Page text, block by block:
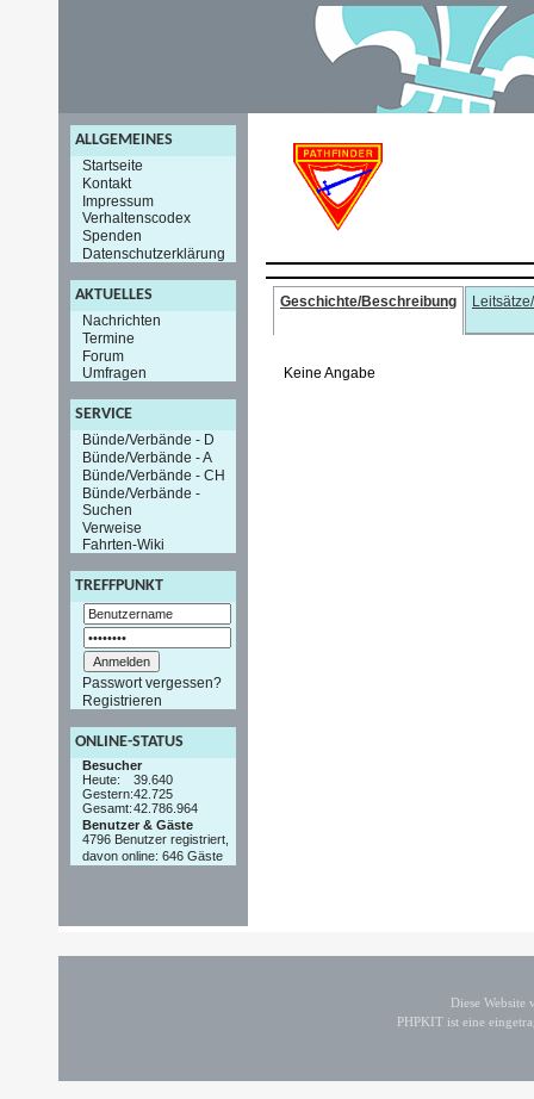
ALLGEMEINES
Startseite
Kontakt
Impressum
Verhaltenscodex
Spenden
Datenschutzerklärung
AKTUELLES
Nachrichten
Termine
Forum
Umfragen
SERVICE
Bünde/Verbände - D
Bünde/Verbände - A
Bünde/Verbände - CH
Bünde/Verbände -
Suchen
Verweise
Fahrten-Wiki
TREFFPUNKT
Passwort vergessen?
Registrieren
ONLINE-STATUS
Besucher
Heute:
39.640
Gestern:42.725
Gesamt:42.786.964
Benutzer & Gäste
4796 Benutzer registriert,
davon online: 646 Gäste
Geschichte/Beschreibung
Keine Angabe
Diese
PHPKIT ist eine